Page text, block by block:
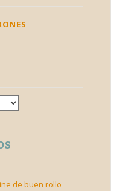
de buen rollo